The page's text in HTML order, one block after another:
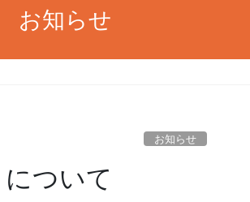
お知らせ
お知らせ
について